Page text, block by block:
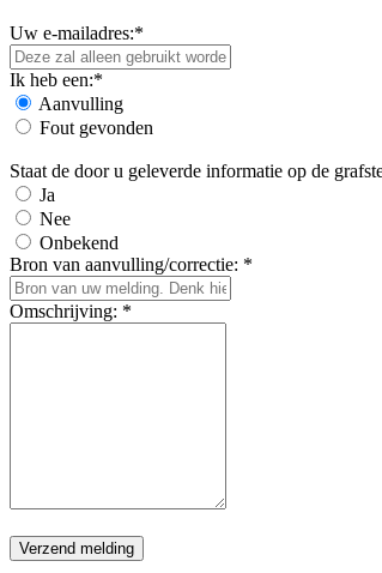
Uw e-mailadres:*
Ik heb een:*
Aanvulling
Fout gevonden
Staat de door u geleverde informatie op de
Ja
Nee
Onbekend
Bron van aanvulling/correctie: *
Omschrijving: *